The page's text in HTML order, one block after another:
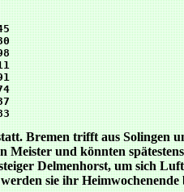
Bremen trifft aus Solingen
Meister und könnten
Delmenhorst, um sich
sie ihr